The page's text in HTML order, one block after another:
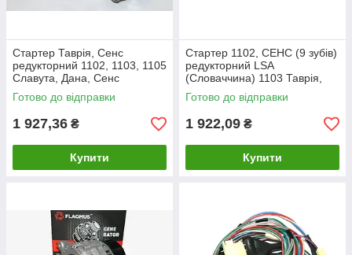
Стартер Таврія, Сенс
редукторний 1102, 1103, 1105
Славута, Дана, Сенс
(260.3708000)
Готово до відправки
1 927,36 ₴
Купити
Стартер 1102, СЕНС (9 зубів)
редукторний LSA
(Словаччина) 1103 Таврія,
Славута, SENS
Готово до відправки
1 922,09 ₴
Купити